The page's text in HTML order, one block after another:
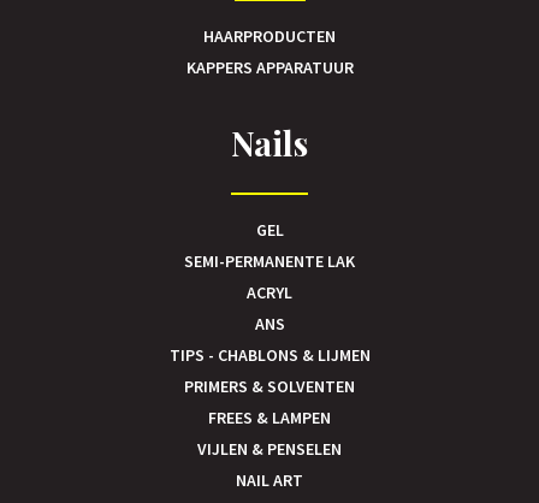
HAARPRODUCTEN
KAPPERS APPARATUUR
Nails
GEL
SEMI-PERMANENTE LAK
ACRYL
ANS
TIPS - CHABLONS & LIJMEN
PRIMERS & SOLVENTEN
FREES & LAMPEN
VIJLEN & PENSELEN
NAIL ART